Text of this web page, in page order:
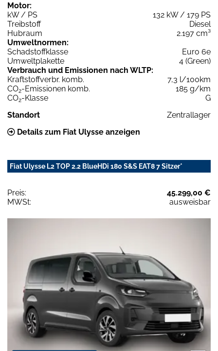
Motor:
kW / PS
132 kW / 179 PS
Treibstoff
Diesel
Hubraum
2.197 cm³
Umweltnormen:
Schadstoffklasse
Euro 6e
Umweltplakette
4 (Green)
Verbrauch und Emissionen nach WLTP:
Kraftstoffverbr. komb.
7,3 l/100km
CO2-Emissionen komb.
185 g/km
CO2-Klasse
G
Standort
Zentrallager
Details zum Fiat Ulysse anzeigen
Fiat Ulysse L2 TOP 2.2 BlueHDi 180 S&S EAT8 7 Sitzer*
Preis:
45.299,00 €
MWSt:
ausweisbar